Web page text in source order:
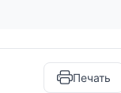
Печать